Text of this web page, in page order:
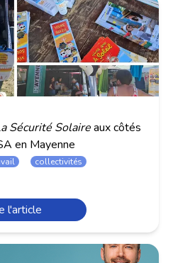
Sécurité Solaireaux côtés
en Mayenne
collectivités
l'article